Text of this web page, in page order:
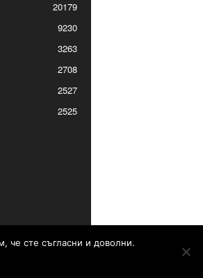
20179
9230
3263
2708
2527
2525
Реклама
че сте съгласни и доволни.